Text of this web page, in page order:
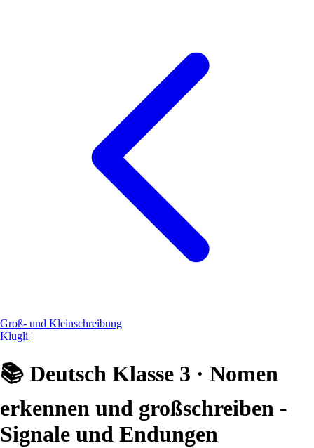
Groß- und Kleinschreibung
Klugli |
📚 Deutsch Klasse 3 · Nomen
erkennen und großschreiben -
Signale und Endungen